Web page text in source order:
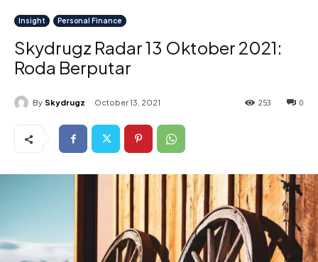
Insight Personal Finance
Skydrugz Radar 13 Oktober 2021:
Roda Berputar
By Skydrugz October 13, 2021 0
253